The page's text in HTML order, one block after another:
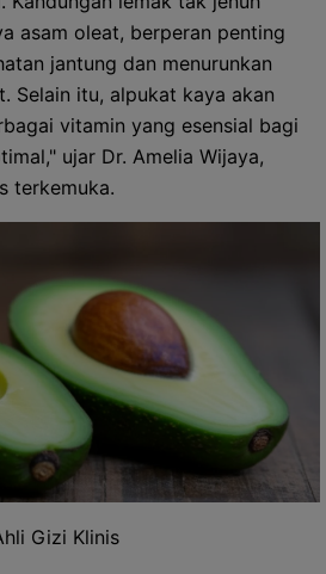
asam oleat, berperan penting
jantung dan menurunkan
Selain itu, alpukat kaya akan
vitamin yang esensial bagi
ujar Dr. Amelia Wijaya,
terkemuka.
Gizi Klinis